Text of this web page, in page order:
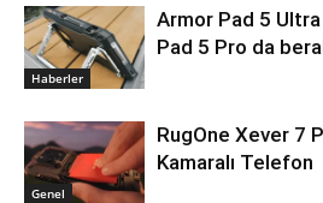
Haberler
Armor Pad 5
Pad 5 Pro da
Genel
RugOne Xever 7
Kamaralı Telefon